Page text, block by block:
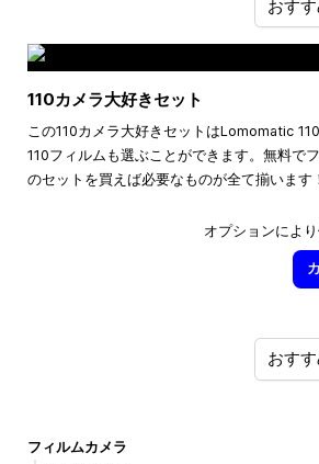
110カメラ大好きセット
この110カメラ大好きセットはLomomatic
110フィルムも選ぶことができます。無料で
のセットを買えば必要なものが全て揃います
オプションによ
フィルムカメラ